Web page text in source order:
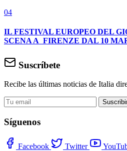
04
IL FESTIVAL EUROPEO DEL
SCENA A FIRENZE DAL 10
Suscríbete
Recibe las últimas noticias de Italia
Síguenos
Facebook Twitter